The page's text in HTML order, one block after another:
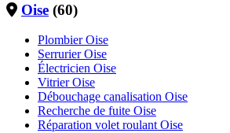
Oise (60)
Plombier Oise
Serrurier Oise
Électricien Oise
Vitrier Oise
Débouchage canalisation Oise
Recherche de fuite Oise
Réparation volet roulant Oise